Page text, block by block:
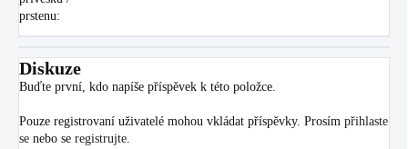
prstenu:
Diskuze
Buďte první, kdo napíše příspěvek k této položce.
Pouze registrovaní uživatelé mohou vkládat příspěvky. Prosím přihlaste
se nebo se registrujte